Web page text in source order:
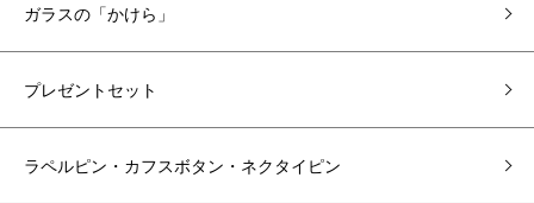
ガラスの「かけら」
プレゼントセット
ラペルピン・カフスボタン・ネクタイピン